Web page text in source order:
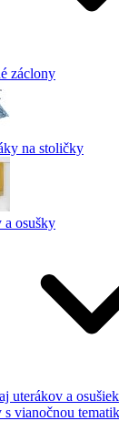
záclony
na stoličky
a osušky
uterákov a osušiek
s vianočnou